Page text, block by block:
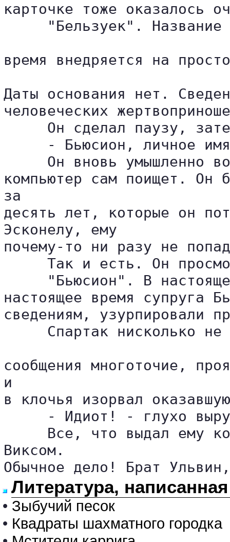
карточке тоже оказалось
"Бельзуек".
время внедряется на
Даты основания нет.
человеческих
Он сделал паузу,
- Бьюсион, личное
Он вновь умышленно
компьютер сам поищет. Он
за
десять лет, которые он
Эсконелу, ему
почему-то ни разу не
Так и есть. Он
"Бьюсион". В
настоящее время супруга
сведениям, узурпировали
Спартак нисколько
сообщения многоточие,
и
в клочья изорвал
- Идиот! - глухо
Все, что выдал ему
Виксом.
Обычное дело! Брат
Литература,
• Зыбучий песок
• Квадраты шахматного городка